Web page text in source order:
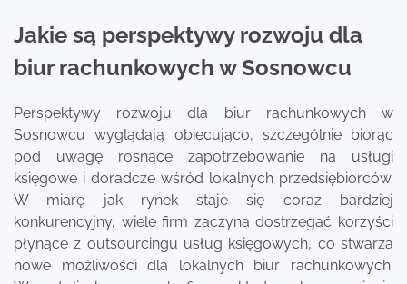
Jakie są perspektywy rozwoju dla
biur rachunkowych w Sosnowcu
Perspektywy rozwoju dla biur rachunkowych w
Sosnowcu wyglądają obiecująco, szczególnie biorąc
pod uwagę rosnące zapotrzebowanie na usługi
księgowe i doradcze wśród lokalnych przedsiębiorców.
W miarę jak rynek staje się coraz bardziej
konkurencyjny, wiele firm zaczyna dostrzegać korzyści
płynące z outsourcingu usług księgowych, co stwarza
nowe możliwości dla lokalnych biur rachunkowych.